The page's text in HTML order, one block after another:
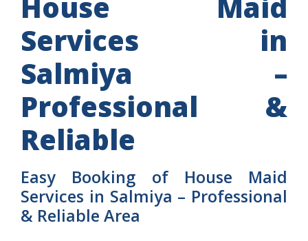
Services in
Salmiya –
Professional &
Reliable
Easy Booking of House Maid
Services in Salmiya – Professional
& Reliable Area